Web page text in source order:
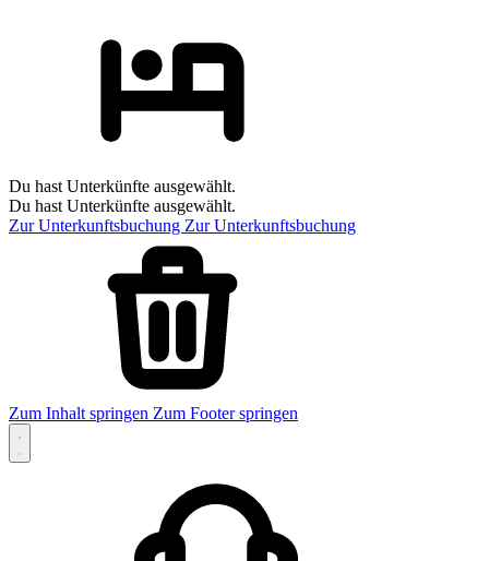
Du hast Unterkünfte ausgewählt.
Du hast Unterkünfte ausgewählt.
Zur Unterkunftsbuchung Zur Unterkunftsbuchung
Zum Inhalt springen Zum Footer springen